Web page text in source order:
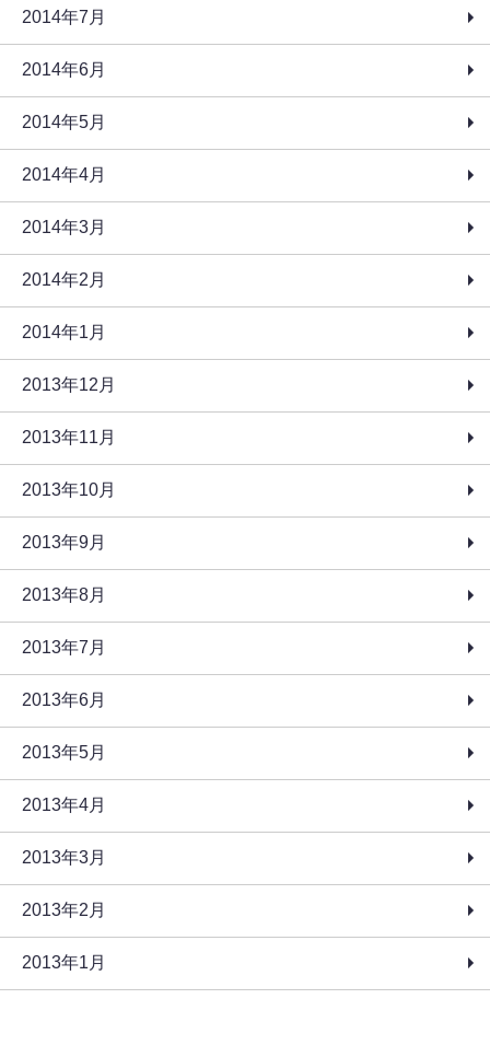
2014年7月
2014年6月
2014年5月
2014年4月
2014年3月
2014年2月
2014年1月
2013年12月
2013年11月
2013年10月
2013年9月
2013年8月
2013年7月
2013年6月
2013年5月
2013年4月
2013年3月
2013年2月
2013年1月